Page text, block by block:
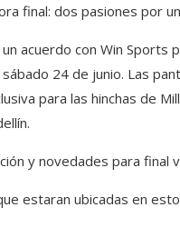
final: dos pasiones por
acuerdo con Win Sports
24 de junio. Las
para las hinchas de
y novedades para final
estaran ubicadas en